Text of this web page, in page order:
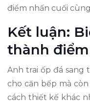
điểm nhấn cuối
Kết luận:
thành
Anh trai ốp đá sang
cho căn bếp mà
cách thiết kế khác